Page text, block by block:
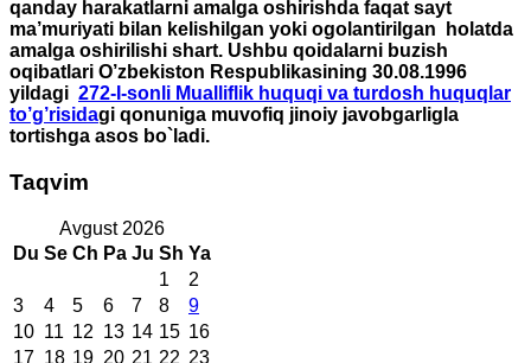
qanday harakatlarni amalga oshirishda faqat sayt
ma’muriyati bilan kelishilgan yoki ogolantirilgan holatda
amalga oshirilishi shart. Ushbu qoidalarni buzish
oqibatlari O’zbekiston Respublikasining 30.08.1996
yildagi 272-I-sonli Mualliflik huquqi va turdosh huquqlar
to’g’risidagi qonuniga muvofiq jinoiy javobgarligla
tortishga asos bo`ladi.
Taqvim
Avgust 2026
Du Se Ch Pa Ju Sh Ya
1
2
3
4 5 6 7 8
9
10 11 12 13 14 15 16
17 18 19 20 21 22 23